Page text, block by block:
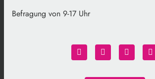
Befragung von 9-17 Uhr